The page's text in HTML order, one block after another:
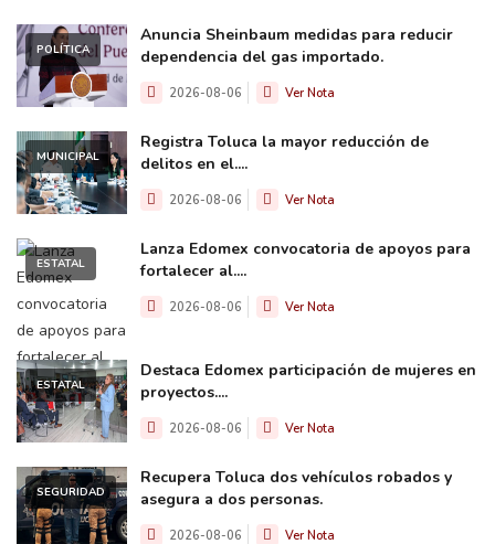
POLÍTICA
Anuncia Sheinbaum medidas para reducir
dependencia del gas importado.
2026-08-06 Ver Nota
MUNICIPAL
Registra Toluca la mayor reducción de
delitos en el....
2026-08-06 Ver Nota
ESTATAL
Lanza Edomex convocatoria de apoyos para
fortalecer al....
2026-08-06 Ver Nota
ESTATAL
Destaca Edomex participación de mujeres en
proyectos....
2026-08-06 Ver Nota
SEGURIDAD
Recupera Toluca dos vehículos robados y
asegura a dos personas.
2026-08-06 Ver Nota